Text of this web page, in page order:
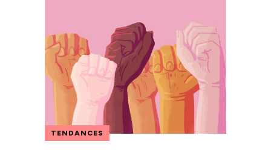
TENDANCES